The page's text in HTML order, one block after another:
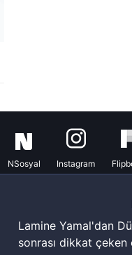
ilişkin detaylı bilgi
NSosyal Instagram
Lamine Yamal'dan
sonrası dikkat çeken